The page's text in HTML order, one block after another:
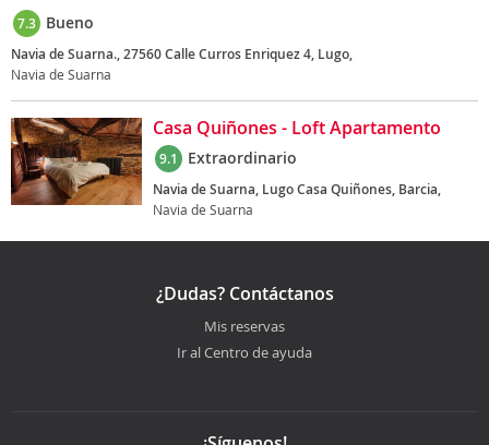
7.3 Bueno
Navia de Suarna., 27560 Calle Curros Enriquez 4, Lugo,
Navia de Suarna
Casa Quiñones - Loft Apartamento
9.1 Extraordinario
Navia de Suarna, Lugo Casa Quiñones, Barcia,
Navia de Suarna
¿Dudas? Contáctanos
Mis reservas
Ir al Centro de ayuda